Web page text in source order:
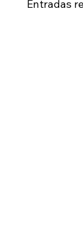
Entradas